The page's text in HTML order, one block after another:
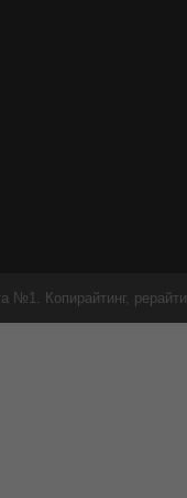
№1. Копирайтинг,